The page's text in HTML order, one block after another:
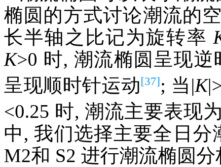
椭圆的方式讨论潮流的
长半轴之比记为旋转率
K>0 时, 潮流椭圆呈现
呈现顺时针运动[37]; 当|K
<0.25 时, 潮流主要表现
中, 我们选择主要全日分
M2和 S2 进行潮流椭圆分